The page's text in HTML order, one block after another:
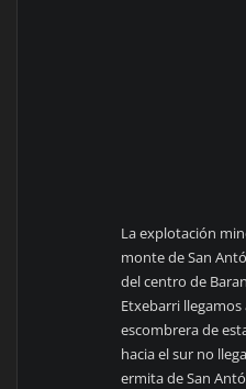
La explotación
monte de San
del centro de
Etxebarri
escombrera de
hacia el sur no
ermita de San